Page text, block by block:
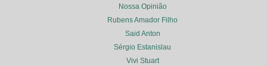
Nossa Opinião
Rubens Amador Filho
Said Anton
Sérgio Estanislau
Vivi Stuart